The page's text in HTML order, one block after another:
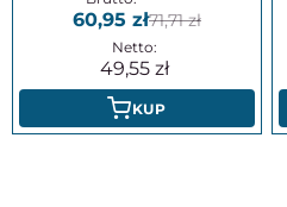
60,95 71,71
49,55
KUP